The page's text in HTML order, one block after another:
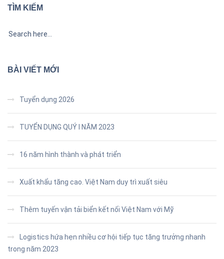
TÌM KIẾM
BÀI VIẾT MỚI
Tuyển dụng 2026
TUYỂN DỤNG QUÝ I NĂM 2023
16 năm hình thành và phát triển
Xuất khẩu tăng cao. Việt Nam duy trì xuất siêu
Thêm tuyến vận tải biển kết nối Việt Nam với Mỹ
Logistics hứa hẹn nhiều cơ hội tiếp tục tăng trưởng nhanh
trong năm 2023